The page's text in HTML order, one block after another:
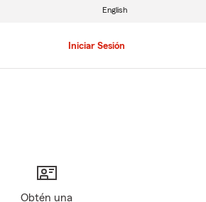
Iniciar Sesión
English
Obtén una